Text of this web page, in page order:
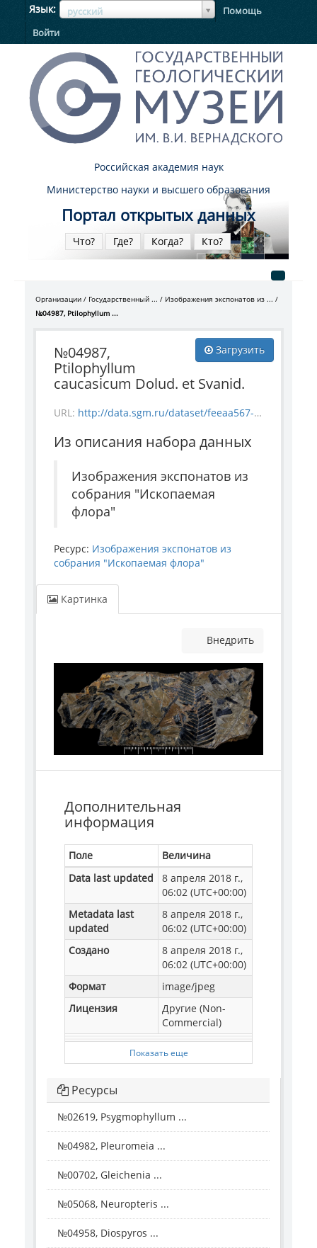
Язык русский
ЯзыкЯзык
Помощь
Войти
Российская академия наук
Министерство науки и высшего образования
Портал открытых данных
Что? Где? Когда? Кто?
Организации Государственный ...
Изображения экспонатов из ...
№04987, Ptilophyllum ...
Загрузить
№04987,
Ptilophyllum
caucasicum Dolud. et Svanid.
URL: http://data.sgm.ru/dataset/feeaa567-e841-4fc6-ab56-73987ea6492e/resource/27e080c7-0f88-4240-a877-ee2315ac446f/download/flora_4987.jpg
Из описания набора данных
Изображения экспонатов из
собрания "Ископаемая
флора"
Ресурс: Изображения экспонатов из
собрания "Ископаемая флора"
Картинка
Внедрить
Дополнительная
информация
Поле
Величина
Data last updated
8 апреля 2018 г.,
06:02 (UTC+00:00)
Metadata last
updated
8 апреля 2018 г.,
06:02 (UTC+00:00)
Создано
8 апреля 2018 г.,
06:02 (UTC+00:00)
Формат
image/jpeg
Лицензия
Другие (Non-
Commercial)
Показать еще
Ресурсы
№02619, Psygmophyllum ...
№04982, Pleuromeia ...
№00702, Gleichenia ...
№05068, Neuropteris ...
№04958, Diospyros ...